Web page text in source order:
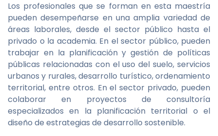
Los profesionales que se forman en esta maestría
pueden desempeñarse en una amplia variedad de
áreas laborales, desde el sector público hasta el
privado o la academia. En el sector público, pueden
trabajar en la planificación y gestión de políticas
públicas relacionadas con el uso del suelo, servicios
urbanos y rurales, desarrollo turístico, ordenamiento
territorial, entre otros. En el sector privado, pueden
colaborar en proyectos de consultoría
especializados en la planificación territorial o el
diseño de estrategias de desarrollo sostenible.